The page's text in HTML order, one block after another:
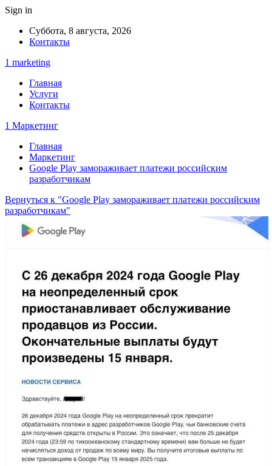
Sign in
Суббота, 8 августа, 2026
Контакты
1 marketing
Главная
Услуги
Контакты
1 Маркетинг
Главная
Маркетинг
Google Play замораживает платежи российским
разработчикам
Вернуться к "Google Play замораживает платежи российским
разработчикам"